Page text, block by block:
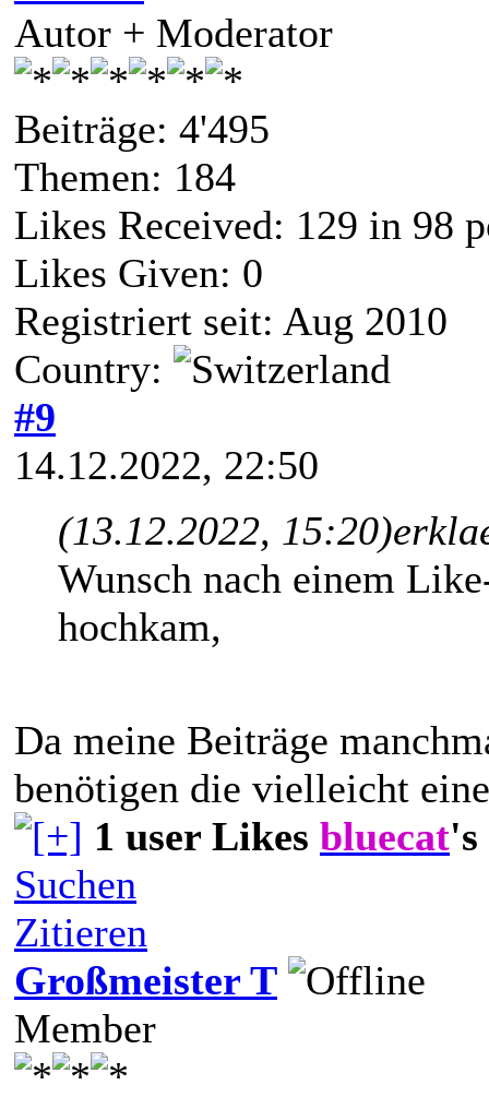
Autor + Moderator
Beiträge: 4'495
Themen: 184
Likes Received: 129 in 98
Likes Given: 0
Registriert seit: Aug 2010
Country:
#9
14.12.2022, 22:50
(13.12.2022, 15:20)
Wunsch nach einem
hochkam,
Da meine Beiträge
benötigen die vielleicht
1 user Likes bluecat's
Suchen
Zitieren
Großmeister T
Member